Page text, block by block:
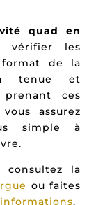
quad en
les
de la
tenue et
prenant ces
assurez
simple à
consultez la
ou faites
.